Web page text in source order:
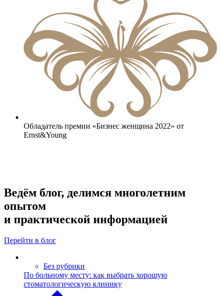
Обладатель премии «Бизнес женщина 2022» от
Ernst&Young
Ведём блог, делимся многолетним
опытом
и практической информацией
Перейти в блог
Без рубрики
По больному месту: как выбрать хорошую
стоматологическую клинику